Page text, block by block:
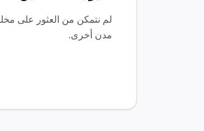
لم نتمكن من العثور على
مدن أخرى.